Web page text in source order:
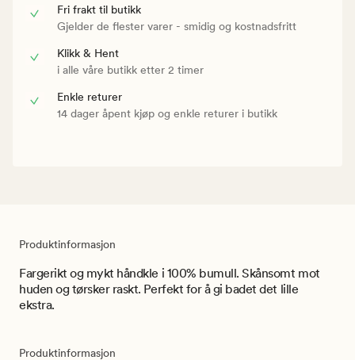
Fri frakt til butikk
Gjelder de flester varer - smidig og kostnadsfritt
Klikk & Hent
i alle våre butikk etter 2 timer
Enkle returer
14 dager åpent kjøp og enkle returer i butikk
Produktinformasjon
Fargerikt og mykt håndkle i 100% bumull. Skånsomt mot
huden og tørsker raskt. Perfekt for å gi badet det lille
ekstra.
Produktinformasjon